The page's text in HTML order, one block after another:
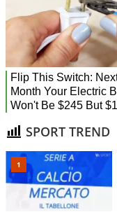
SPORT TREND